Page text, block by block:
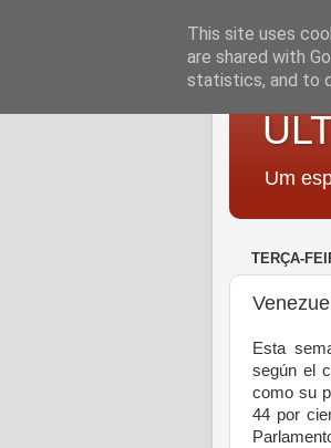
Um
TERÇA-
Esta
según el
como su
44 por
This site uses
are shared with
statistics, and to